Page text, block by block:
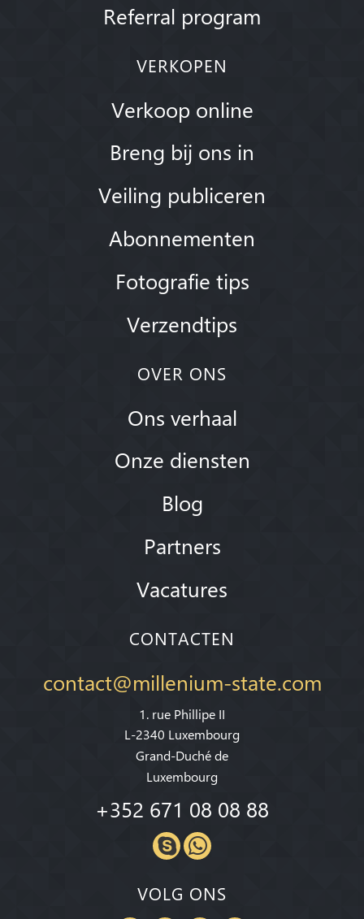
Referral program
VERKOPEN
Verkoop online
Breng bij ons in
Veiling publiceren
Abonnementen
Fotografie tips
Verzendtips
OVER ONS
Ons verhaal
Onze diensten
Blog
Partners
Vacatures
CONTACTEN
contact@millenium-state.com
1. rue Phillipe II
L-2340 Luxembourg
Grand-Duché de
Luxembourg
+352 671 08 08 88
VOLG ONS